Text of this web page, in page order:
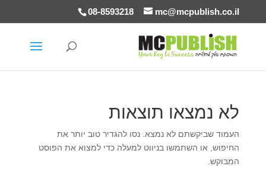
08-8593218 mc@mcpublish.co.il
לא נמצאו תוצאות
העמוד שביקשתם לא נמצא. נסו להגדיר טוב יותר את
החיפוש, או השתמשו בניווט למעלה כדי למצוא את הפוסט
המבוקש.